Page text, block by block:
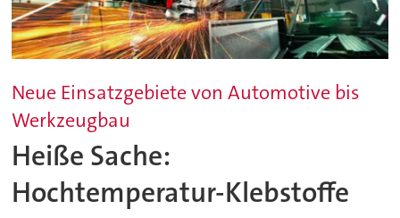
Neue Einsatzgebiete von Automotive bis
Werkzeugbau
Heiße Sache:
Hochtemperatur-Klebstoffe